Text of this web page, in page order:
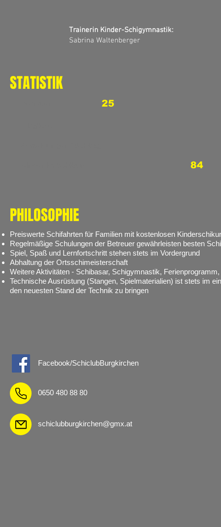
Trainerin Kinder-Schigymnastik:
Sabrina Waltenberger
STATISTIK
25
84
PHILOSOPHIE
Preiswerte Schifahrten für Familien mit kostenlosen
Regelmäßige Schulungen der Betreuer gewährleisten besten
Spiel, Spaß und Lernfortschritt stehen stets im Vordergrund
Abhaltung der Ortsschimeisterschaft
Weitere Aktivitäten - Schibasar, Schigymnastik,
Technische Ausrüstung (Stangen, Spielmaterialien) ist stets im
den neuesten Stand der Technik zu bringen
Facebook/SchiclubBurgkirchen
0650 480 88 80
schiclubburgkirchen@gmx.at